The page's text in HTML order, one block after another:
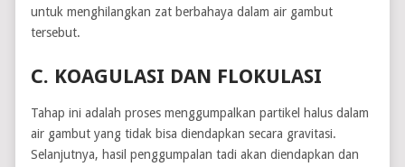
untuk menghilangkan zat berbahaya dalam air gambut
tersebut.
C. KOAGULASI DAN FLOKULASI
Tahap ini adalah proses menggumpalkan partikel halus dalam
air gambut yang tidak bisa diendapkan secara gravitasi.
Selanjutnya, hasil penggumpalan tadi akan diendapkan dan